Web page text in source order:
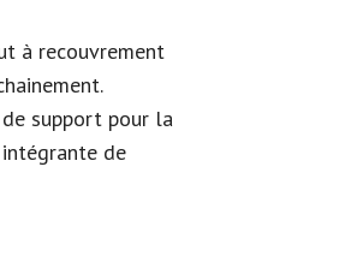
à recouvrement
support pour la
de